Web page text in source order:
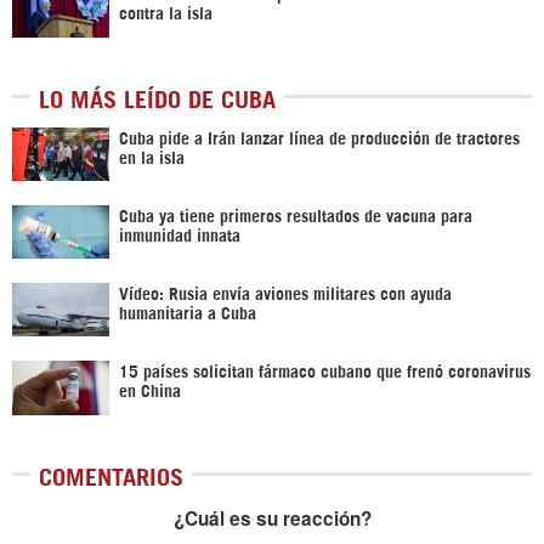
contra la isla
LO MÁS LEÍDO DE CUBA
Cuba pide a Irán lanzar línea de producción de tractores
en la isla
Cuba ya tiene primeros resultados de vacuna para
inmunidad innata
Vídeo: Rusia envía aviones militares con ayuda
humanitaria a Cuba
15 países solicitan fármaco cubano que frenó coronavirus
en China
COMENTARIOS